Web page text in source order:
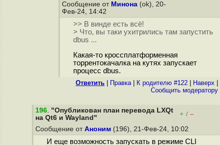
Сообщение от Минона (ok), 20-
Фев-24, 14:42
>> В винде есть всё!
> Что, вы таки ухитрились там запустить
dbus ...
Какая-то кроссплатформенная
торрентокачалка на кутях запускает
процесс dbus.
Ответить Правка| К родителю #122 Наверх
Cообщить модератору
196. "Опубликован план перевода LXQt
на Qt6 и Wayland"
+ / –
Сообщение от Аноним (196), 21-Фев-24, 10:02
И еще возможность запускать в режиме CLI